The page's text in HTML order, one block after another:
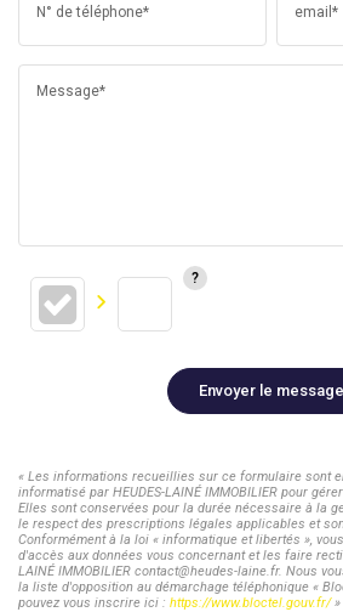
N° de téléphone* email*
Message*
Envoyer le message
« Les informations recueillies sur ce formulaire sont
informatisé par HEUDES-LAINÉ IMMOBILIER pour
Elles sont conservées pour la durée nécessaire à la
le respect des prescriptions légales applicables et
Conformément à la loi « informatique et libertés »,
d'accès aux données vous concernant et les faire
LAINÉ IMMOBILIER contact@heudes-laine.fr. Nous
la liste d'opposition au démarchage téléphonique «
pouvez vous inscrire ici : https://www.bloctel.gouv.fr/»